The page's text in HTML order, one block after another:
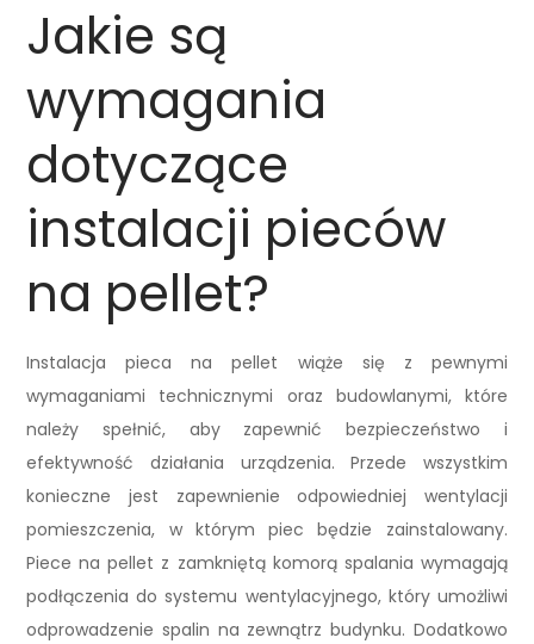
Jakie są
wymagania
dotyczące
instalacji pieców
na pellet?
Instalacja pieca na pellet wiąże się z pewnymi
wymaganiami technicznymi oraz budowlanymi, które
należy spełnić, aby zapewnić bezpieczeństwo i
efektywność działania urządzenia. Przede wszystkim
konieczne jest zapewnienie odpowiedniej wentylacji
pomieszczenia, w którym piec będzie zainstalowany.
Piece na pellet z zamkniętą komorą spalania wymagają
podłączenia do systemu wentylacyjnego, który umożliwi
odprowadzenie spalin na zewnątrz budynku. Dodatkowo